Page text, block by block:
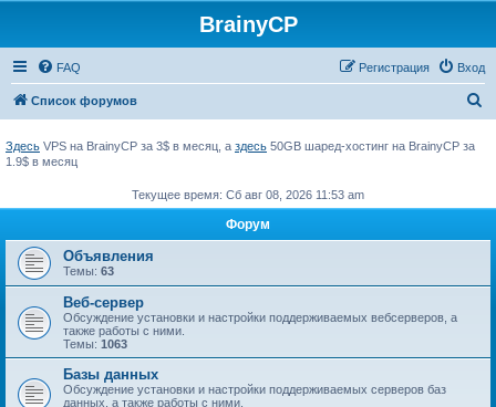
BrainyCP
FAQ Вход
Регистрация
Список форумов
к
Здесь VPS на BrainyCP за 3$ в месяц, а здесь 50GB шаред-хостинг на BrainyCP за
1.9$ в месяц
Текущее время: Сб авг 08, 2026 11:53 am
Форум
Объявления
Темы: 63
Веб-сервер
Обсуждение установки и настройки поддерживаемых вебсерверов, а
также работы с ними.
Темы: 1063
Базы данных
Обсуждение установки и настройки поддерживаемых серверов баз
данных, а также работы с ними.